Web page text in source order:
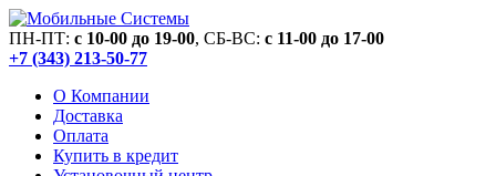
ПН-ПТ: c 10-00 до 19-00, СБ-ВС: c 11-00 до 17-00
+7 (343) 213-50-77
О Компании
Доставка
Оплата
Купить в кредит